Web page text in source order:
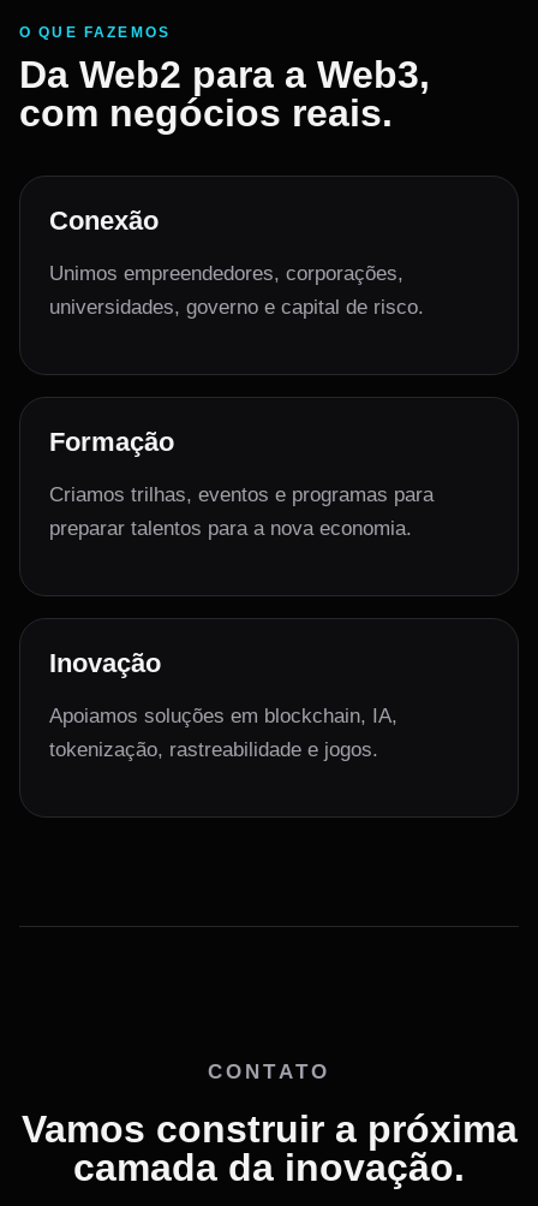
O QUE FAZEMOS
Da Web2 para a Web3,
com negócios reais.
Conexão
Unimos empreendedores, corporações,
universidades, governo e capital de risco.
Formação
Criamos trilhas, eventos e programas para
preparar talentos para a nova economia.
Inovação
Apoiamos soluções em blockchain, IA,
tokenização, rastreabilidade e jogos.
CONTATO
Vamos construir a próxima
camada da inovação.